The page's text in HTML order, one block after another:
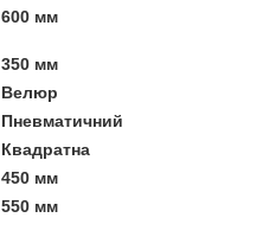
600 мм
350 мм
Велюр
Пневматичний
Квадратна
450 мм
550 мм